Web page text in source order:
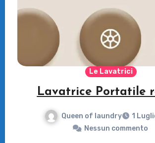
Le Lavatrici
Lavatrice Portatile
Queen of laundry
1
Nessun commento